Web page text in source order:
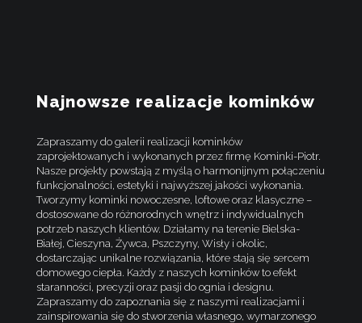
Najnowsze realizacje kominków
Zapraszamy do galerii realizacji kominków
zaprojektowanych i wykonanych przez firmę Kominki-Piotr.
Nasze projekty powstają z myślą o harmonijnym połączeniu
funkcjonalności, estetyki i najwyższej jakości wykonania.
Tworzymy kominki nowoczesne, loftowe oraz klasyczne –
dostosowane do różnorodnych wnętrz i indywidualnych
potrzeb naszych klientów. Działamy na terenie Bielska-
Białej, Cieszyna, Żywca, Pszczyny, Wisły i okolic,
dostarczając unikalne rozwiązania, które stają się sercem
domowego ciepła. Każdy z naszych kominków to efekt
staranności, precyzji oraz pasji do ognia i designu.
Zapraszamy do zapoznania się z naszymi realizacjami i
zainspirowania się do stworzenia własnego, wymarzonego